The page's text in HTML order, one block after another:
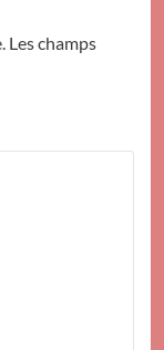
Les champs